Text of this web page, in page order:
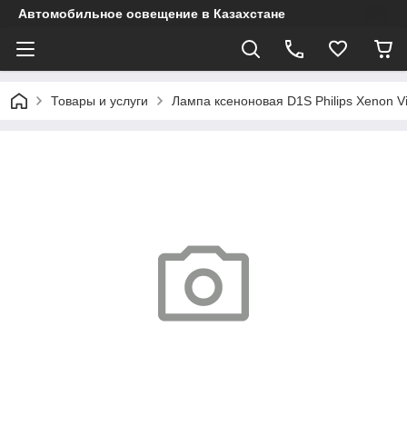
Автомобильное освещение в Казахстане
Товары и услуги Лампа ксеноновая D1S Philips Xenon